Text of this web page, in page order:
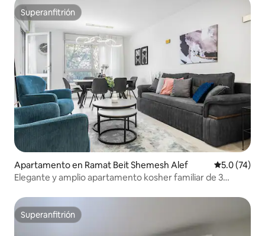
Superanfitrión
Superanfitrión
Apartamento en Ramat Beit Shemesh Alef Calificación
5.0 (74)
Elegante y amplio apartamento kosher familiar de 3
Superanfitrión
Superanfitrión